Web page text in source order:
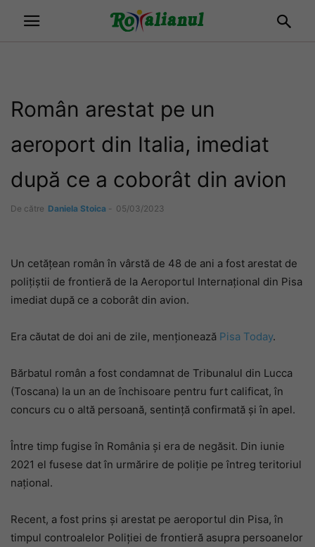
Român arestat pe un
aeroport din Italia, imediat
după ce a coborât din avion
De către Daniela Stoica - 05/03/2023
Un cetățean român în vârstă de 48 de ani a fost arestat de
polițiștii de frontieră de la Aeroportul Internațional din Pisa
imediat după ce a coborât din avion.
Era căutat de doi ani de zile, menționează Pisa Today.
Bărbatul român a fost condamnat de Tribunalul din Lucca
(Toscana) la un an de închisoare pentru furt calificat, în
concurs cu o altă persoană, sentință confirmată și în apel.
Între timp fugise în România și era de negăsit. Din iunie
2021 el fusese dat în urmărire de poliție pe întreg teritoriul
național.
Recent, a fost prins și arestat pe aeroportul din Pisa, în
timpul controalelor Poliției de frontieră asupra persoanelor